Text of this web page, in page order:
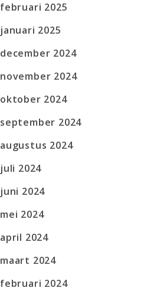
februari 2025
januari 2025
december 2024
november 2024
oktober 2024
september 2024
augustus 2024
juli 2024
juni 2024
mei 2024
april 2024
maart 2024
februari 2024